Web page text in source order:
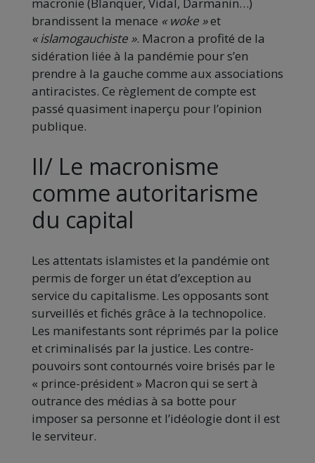
macronie (Blanquer, Vidal, Darmanin…)
brandissent la menace « woke »et
« islamogauchiste ». Macron a profité de la
sidération liée à la pandémie pour s’en
prendre à la gauche comme aux associations
antiracistes. Ce règlement de compte est
passé quasiment inaperçu pour l’opinion
publique.
II/ Le macronisme
comme autoritarisme
du capital
Les attentats islamistes et la pandémie ont
permis de forger un état d’exception au
service du capitalisme. Les opposants sont
surveillés et fichés grâce à la technopolice.
Les manifestants sont réprimés par la police
et criminalisés par la justice. Les contre-
pouvoirs sont contournés voire brisés par le
« prince-président » Macron qui se sert à
outrance des médias à sa botte pour
imposer sa personne et l’idéologie dont il est
le serviteur.